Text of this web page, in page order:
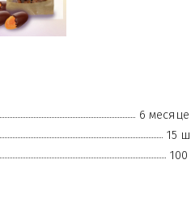
6
15
100